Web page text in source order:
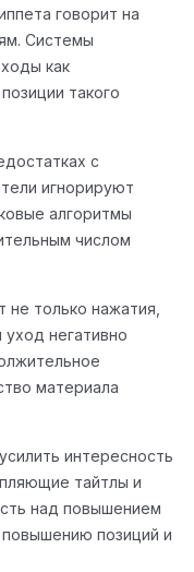
говорит на
Системы
как
такого
с
игнорируют
алгоритмы
числом
только нажатия,
негативно
материала
интересность
тайтлы и
над повышением
позиций и